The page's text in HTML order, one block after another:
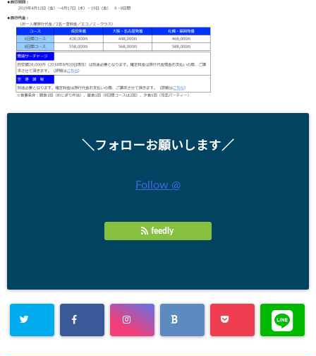
＼フォローお願いします／
Follow @
feedly